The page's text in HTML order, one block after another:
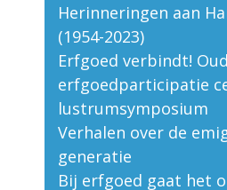
Herinneringen aan
(1954-2023)
Erfgoed verbindt!
erfgoedparticipatie
lustrumsymposium
Verhalen over de
generatie
Bij erfgoed gaat het